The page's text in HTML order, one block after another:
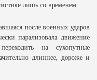
лишь со временем.
после военных ударов
парализовала движение
на сухопутные
длиннее, дороже и